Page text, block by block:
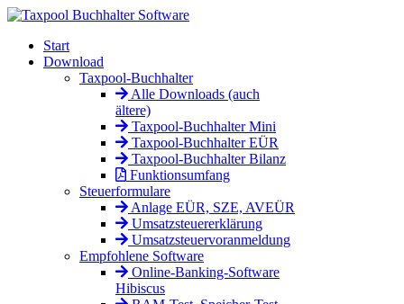
Start
Download
Taxpool-Buchhalter
Alle Downloads (auch
ältere)
Taxpool-Buchhalter Mini
Taxpool-Buchhalter EÜR
Taxpool-Buchhalter Bilanz
Funktionsumfang
Steuerformulare
Anlage EÜR, SZE, AVEÜR
Umsatzsteuererklärung
Umsatzsteuervoranmeldung
Empfohlene Software
Online-Banking-Software
Hibiscus